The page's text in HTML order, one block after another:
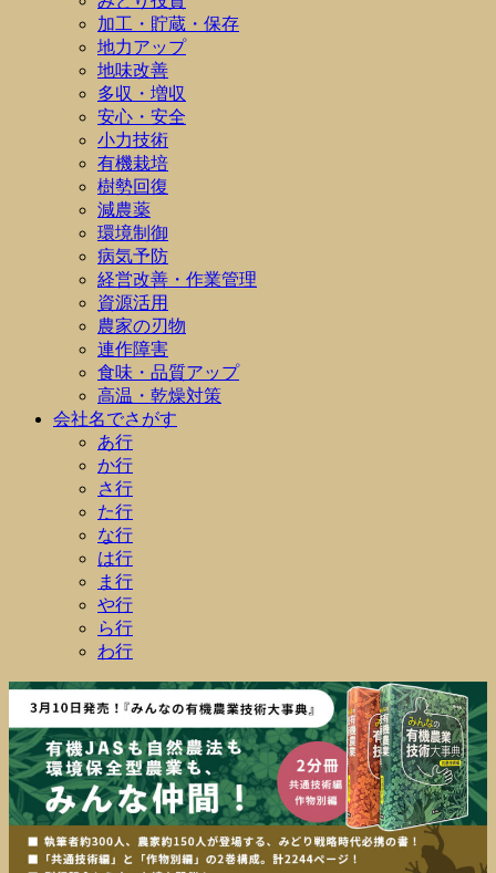
加工・貯蔵・保存
地力アップ
地味改善
多収・増収
安心・安全
小力技術
有機栽培
樹勢回復
減農薬
環境制御
病気予防
経営改善・作業管理
資源活用
農家の刃物
連作障害
食味・品質アップ
高温・乾燥対策
会社名でさがす
あ行
か行
さ行
た行
な行
は行
ま行
や行
ら行
わ行